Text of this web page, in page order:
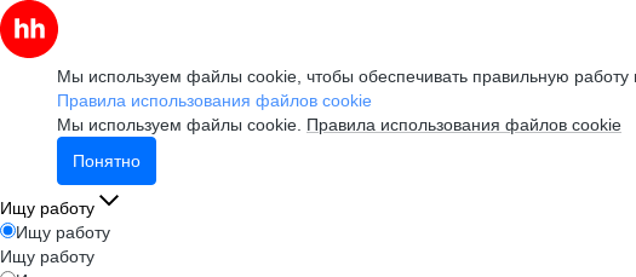
Мы используем файлы cookie, чтобы обеспечивать правильную работу
Правила использования файлов cookie
Мы используем файлы cookie. Правила использования файлов cookie
Понятно
Ищу работу
Ищу работу
Ищу работу